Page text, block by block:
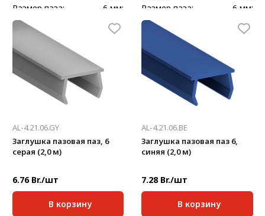
Размер паза:
6 мм;
Стандартная длина,
2000
Масса, кг/шт:
Размер паза:
6 мм;
Стандартная длина,
2000
Масса, кг/шт:
AL-4.21.06.GY
Заглушка пазовая паз, 6
серая (2,0 м)
6.76 Br./шт
В корзину
AL-4.21.06.BE
Заглушка пазовая паз 6,
синяя (2,0 м)
7.28 Br./шт
В корзину